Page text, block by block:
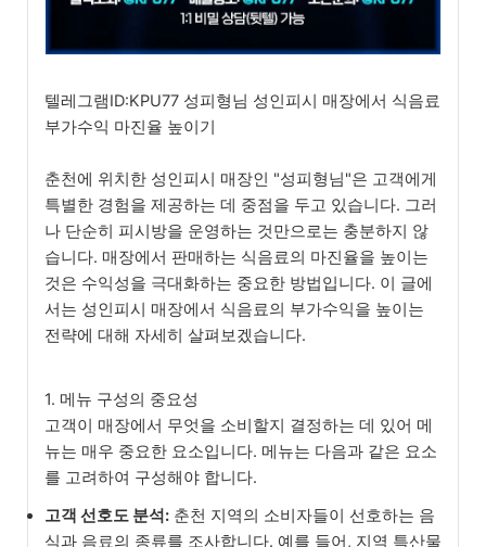
텔레그램ID:KPU77 성피형님 성인피시 매장에서 식음료
부가수익 마진율 높이기
춘천에 위치한 성인피시 매장인 "성피형님"은 고객에게
특별한 경험을 제공하는 데 중점을 두고 있습니다. 그러
나 단순히 피시방을 운영하는 것만으로는 충분하지 않
습니다. 매장에서 판매하는 식음료의 마진율을 높이는
것은 수익성을 극대화하는 중요한 방법입니다. 이 글에
서는 성인피시 매장에서 식음료의 부가수익을 높이는
전략에 대해 자세히 살펴보겠습니다.
1. 메뉴 구성의 중요성
고객이 매장에서 무엇을 소비할지 결정하는 데 있어 메
뉴는 매우 중요한 요소입니다. 메뉴는 다음과 같은 요소
를 고려하여 구성해야 합니다.
고객 선호도 분석: 춘천 지역의 소비자들이 선호하는 음
식과 음료의 종류를 조사합니다. 예를 들어, 지역 특산물